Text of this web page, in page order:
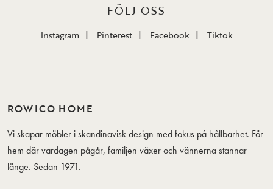
FÖLJ OSS
Instagram Pinterest Facebook Tiktok
ROWICO HOME
Vi skapar möbler i skandinavisk design med fokus på hållbarhet. För
hem där vardagen pågår, familjen växer och vännerna stannar
länge. Sedan 1971.